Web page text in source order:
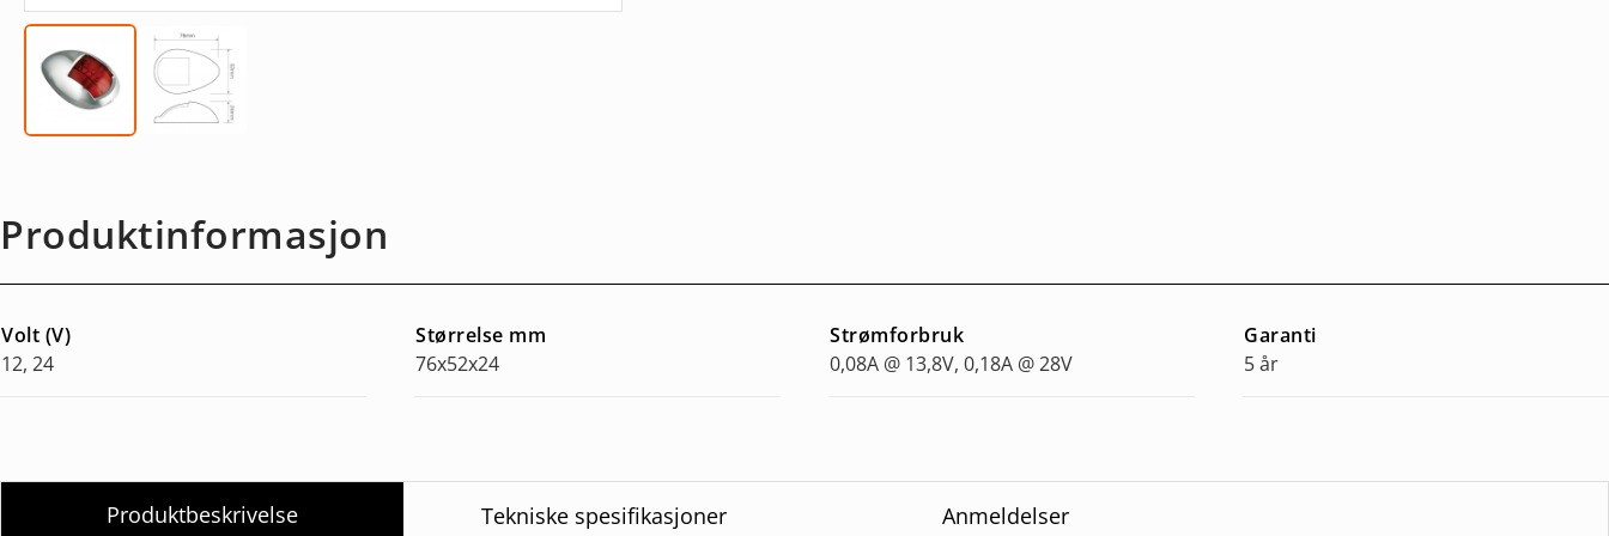
Produktinformasjon
Volt (V)
12, 24
Størrelse mm
76x52x24
Strømforbruk
0,08A @ 13,8V, 0,18A @ 28V
Garanti
5 år
Produktbeskrivelse Tekniske spesifikasjoner Anmeldelser